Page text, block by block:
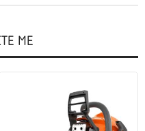
και 4χρονους κινητήρες.
να ξεκινήσει η εποχή
το καύσιμο φρέσκο για
ΜΕ